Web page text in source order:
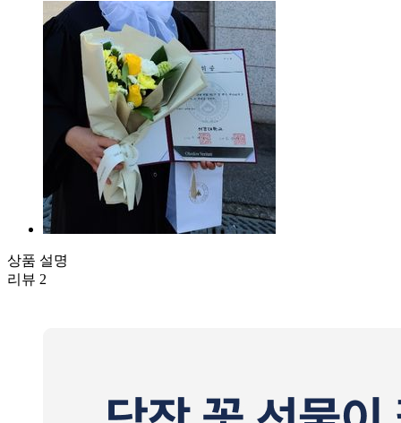
상품 설명
리뷰 2